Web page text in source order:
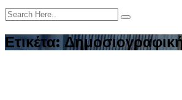
Ετικέτα: